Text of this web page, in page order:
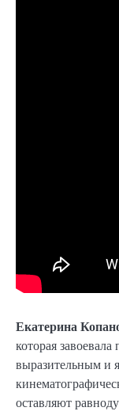
Екатерина
которая
выразительным и
оставляют